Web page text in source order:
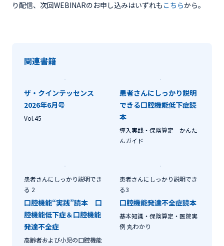
り配信、次回WEBINARのお申し込みはいずれも こちらから。
関連書籍
ザ・クインテッセンス
2026年6月号
Vol.45
患者さんにしっかり説明
できる口腔機能低下症読
本
導入実践・保険算定 かんた
んガイド
患者さんにしっかり説明でき
る 2
口腔機能“実践”読本 口
腔機能低下症＆口腔機能
発達不全症
高齢者および小児の口腔機能
患者さんにしっかり説明でき
る3
口腔機能発達不全症読本
基本知識・保険算定・医院実
例 丸わかり